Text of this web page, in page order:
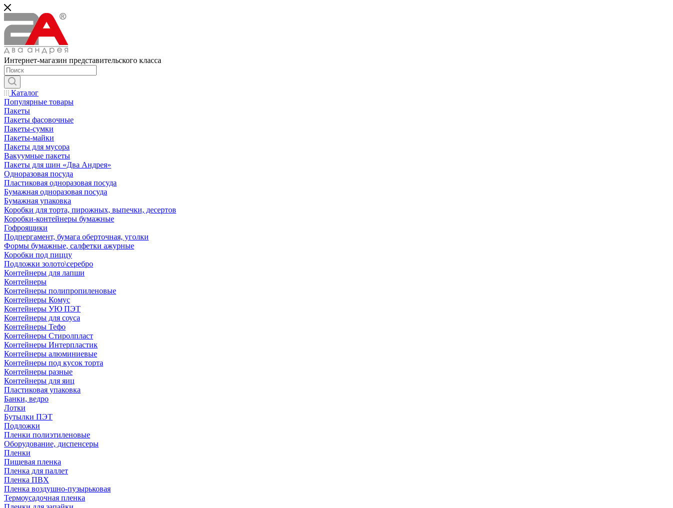
Интернет-магазин представительского класса
Каталог
Популярные товары
Пакеты
Пакеты фасовочные
Пакеты-сумки
Пакеты-майки
Пакеты для мусора
Вакуумные пакеты
Пакеты для шин «Два Андрея»
Одноразовая посуда
Пластиковая одноразовая посуда
Бумажная одноразовая посуда
Бумажная упаковка
Коробки для торта, пирожных, выпечки, десертов
Коробки-контейнеры бумажные
Гофроящики
Подпергамент, бумага оберточная, уголки
Формы бумажные, салфетки ажурные
Коробки под пиццу
Подложки золото\серебро
Контейнеры для лапши
Контейнеры
Контейнеры полипропиленовые
Контейнеры Комус
Контейнеры УЮ ПЭТ
Контейнеры для соуса
Контейнеры Тефо
Контейнеры Стиролпласт
Контейнеры Интерпластик
Контейнеры алюминиевые
Контейнеры под кусок торта
Контейнеры разные
Контейнеры для яиц
Пластиковая упаковка
Банки, ведро
Лотки
Бутылки ПЭТ
Подложки
Пленки полиэтиленовые
Оборудование, диспенсеры
Пленки
Пищевая пленка
Пленка для паллет
Пленка ПВХ
Пленка воздушно-пузырьковая
Термоусадочная пленка